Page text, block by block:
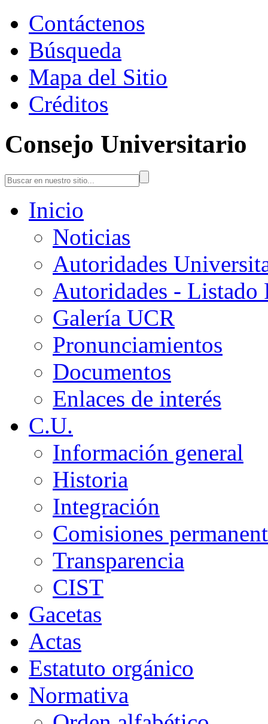
Contáctenos
Búsqueda
Mapa del Sitio
Créditos
Consejo Universitario
Inicio
Noticias
Autoridades
Autoridades - Listado
Galería UCR
Pronunciamientos
Documentos
Enlaces de interés
C.U.
Información general
Historia
Integración
Comisiones
Transparencia
CIST
Gacetas
Actas
Estatuto orgánico
Normativa